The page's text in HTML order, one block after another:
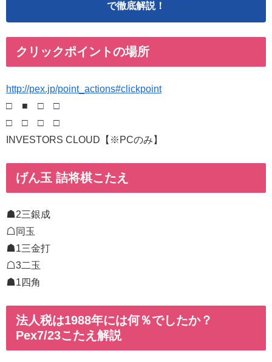
で徹底解説！
クリックポイントの場所
http://pex.jp/point_actions#clickpoint
□ ■ □ □
□ □ □ □
INVESTORS CLOUD【※PCのみ】
げん玉 詰将棋こたえ
☗2三銀成
☖同玉
☗1三金打
☖3二玉
☗1四角
法人税は1988年には何％でしたか？
Pex7/23こたえ解説